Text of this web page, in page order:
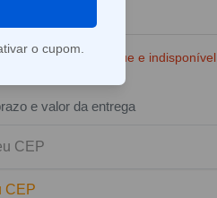
está fora de estoque e indisponível.
e valor da entrega
CEP
o cupom.